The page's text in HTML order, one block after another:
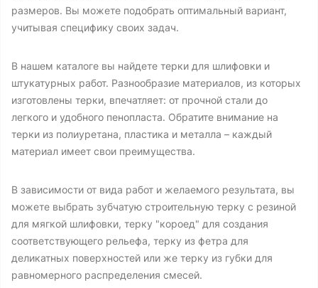
размеров. Вы можете подобрать оптимальный вариант,
учитывая специфику своих задач.
В нашем каталоге вы найдете терки для шлифовки и
штукатурных работ. Разнообразие материалов, из которых
изготовлены терки, впечатляет: от прочной стали до
легкого и удобного пенопласта. Обратите внимание на
терки из полиуретана, пластика и металла – каждый
материал имеет свои преимущества.
В зависимости от вида работ и желаемого результата, вы
можете выбрать зубчатую строительную терку с резиной
для мягкой шлифовки, терку "короед" для создания
соответствующего рельефа, терку из фетра для
деликатных поверхностей или же терку из губки для
равномерного распределения смесей.